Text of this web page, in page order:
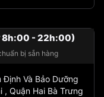
8h:00 - 22h:00)
bị sẵn hàng
Định Và Bảo Dưỡng
, Quận Hai Bà Trưng